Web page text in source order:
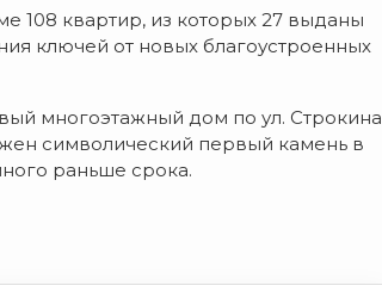
108 квартир, из которых 27 выданы
ключей от новых благоустроенных
многоэтажный дом по ул. Строкина
символический первый камень в
раньше срока.